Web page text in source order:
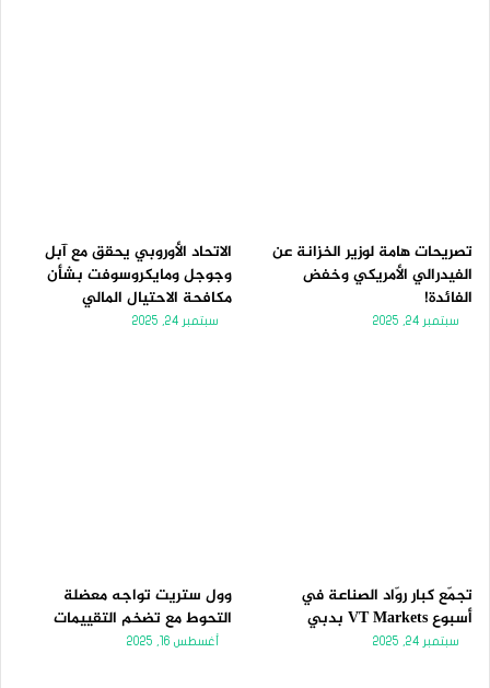
تصريحات هامة لوزير الخزانة عن
الفيدرالي الأمريكي وخفض
الفائدة!
سبتمبر 24, 2025
الاتحاد الأوروبي يحقق مع آبل
وجوجل ومايكروسوفت بشأن
مكافحة الاحتيال المالي
سبتمبر 24, 2025
تجمّع كبار روّاد الصناعة في
أسبوع VT Markets بدبي
سبتمبر 24, 2025
وول ستريت تواجه معضلة
التحوط مع تضخم التقييمات
أغسطس 16, 2025